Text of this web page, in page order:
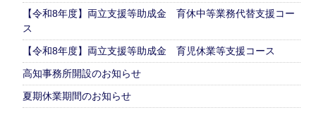
【令和8年度】両立支援等助成金 育休中等業務代替支援コー
ス
【令和8年度】両立支援等助成金 育児休業等支援コース
高知事務所開設のお知らせ
夏期休業期間のお知らせ